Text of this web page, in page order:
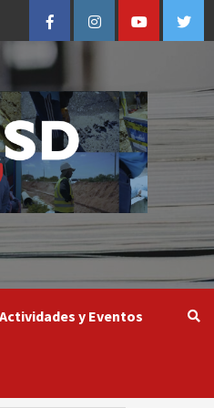
FacebookInstagramYoutube
Actividades y Eventos